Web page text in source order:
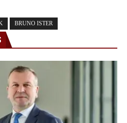
BRUNO ISTER